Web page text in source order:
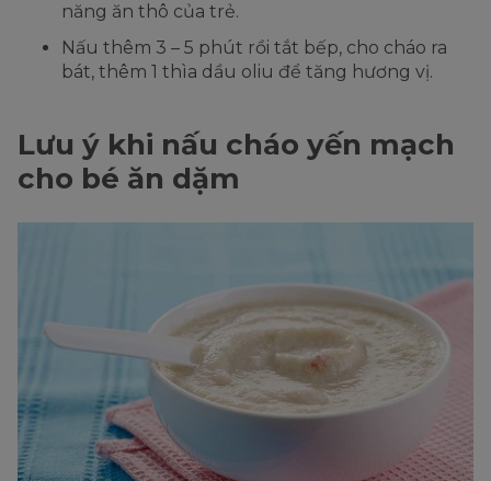
năng ăn thô của trẻ.
Nấu thêm 3 – 5 phút rồi tắt bếp, cho cháo ra
bát, thêm 1 thìa dầu oliu để tăng hương vị.
Lưu ý khi nấu cháo yến mạch
cho bé ăn dặm